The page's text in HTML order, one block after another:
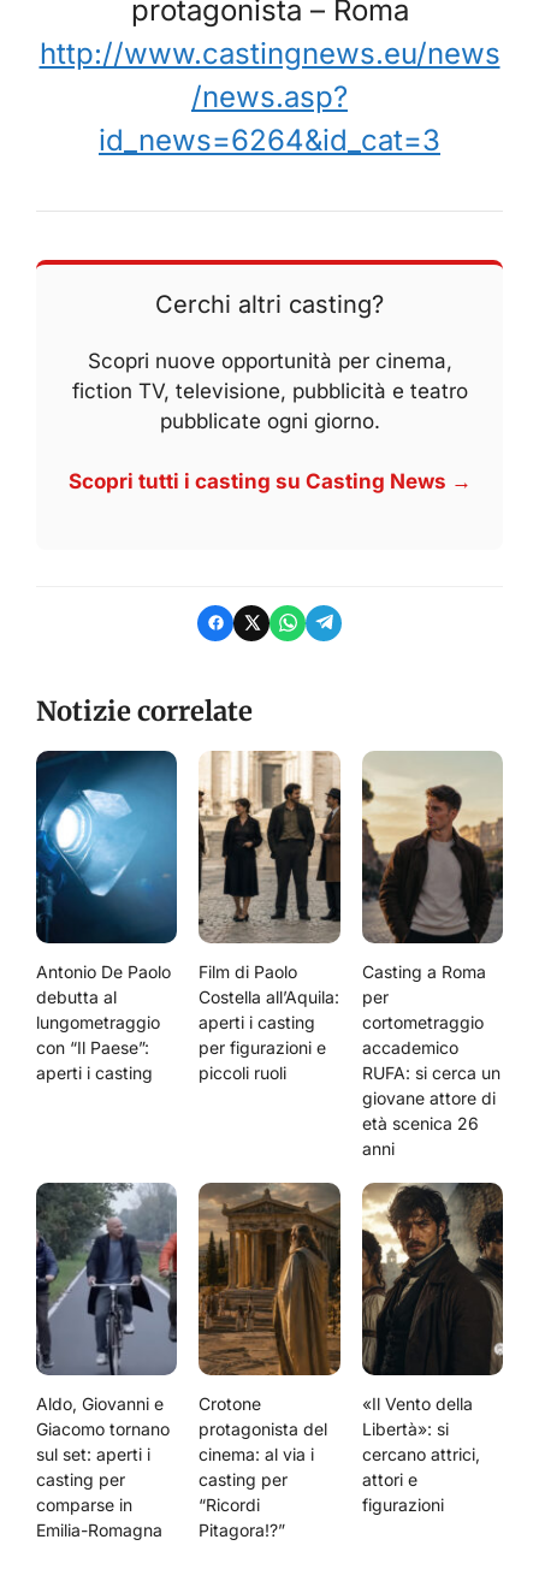
protagonista – Roma
http://www.castingnews.eu/news
/news.asp?
id_news=6264&id_cat=3
Cerchi altri casting?
Scopri nuove opportunità per cinema,
fiction TV, televisione, pubblicità e teatro
pubblicate ogni giorno.
Scopri tutti i casting su Casting News →
Notizie correlate
Antonio De Paolo
debutta al
lungometraggio
con “Il Paese”:
aperti i casting
Film di Paolo
Costella all’Aquila:
aperti i casting
per figurazioni e
piccoli ruoli
Casting a Roma
per
cortometraggio
accademico
RUFA: si cerca un
giovane attore di
età scenica 26
anni
Aldo, Giovanni e
Giacomo tornano
sul set: aperti i
casting per
comparse in
Emilia-Romagna
Crotone
protagonista del
cinema: al via i
casting per
“Ricordi
Pitagora!?”
«Il Vento della
Libertà»: si
cercano attrici,
attori e
figurazioni